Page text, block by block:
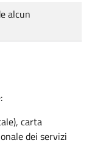
alcun
carta
dei servizi